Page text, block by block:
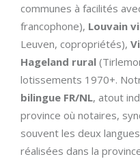
communes à facilités
francophone), Louvain
Leuven, copropriétés),
Hageland rural
lotissements 1970+.
bilingue FR/NL, atout
province où notaires,
souvent les deux
réalisées dans la